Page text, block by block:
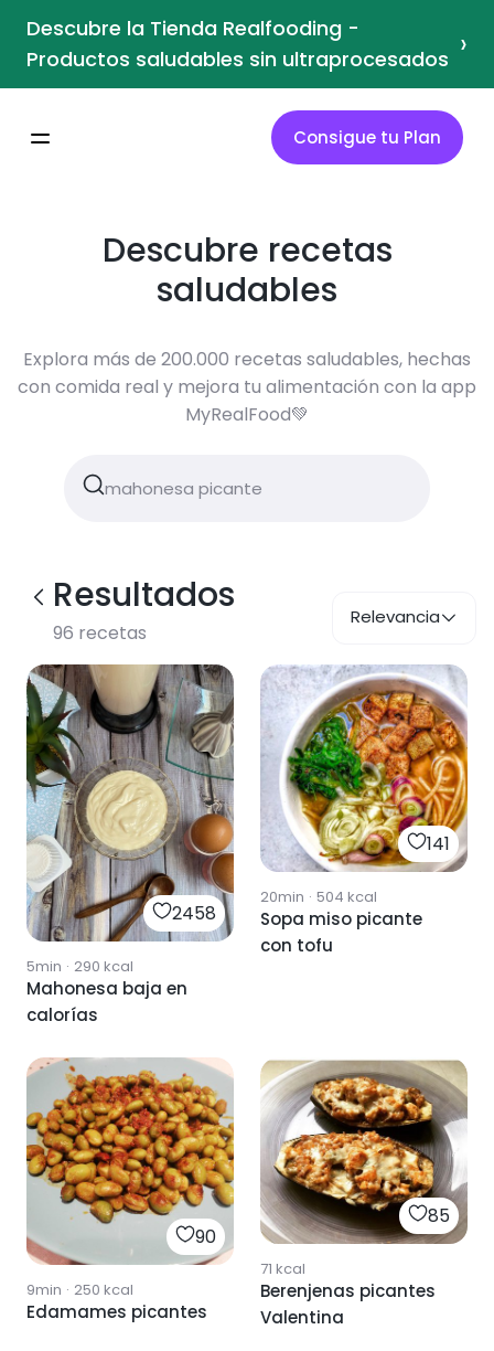
Descubre la Tienda Realfooding -
Productos saludables sin ultraprocesados ›
Consigue tu Plan
Descubre recetas
saludables
Explora más de 200.000 recetas saludables, hechas
con comida real y mejora tu alimentación con la app
MyRealFood💚
Resultados
96 recetas
Relevancia
2458
5min · 290 kcal
Mahonesa baja en
calorías
141
20min · 504 kcal
Sopa miso picante
con tofu
90
9min · 250 kcal
Edamames picantes
85
71 kcal
Berenjenas picantes
Valentina